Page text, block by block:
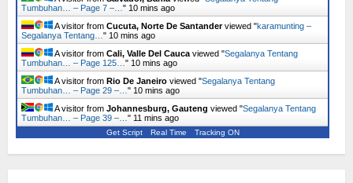
Tumbuhan… – Page 7 –… " 10 mins ago
A visitor from Cucuta, Norte De Santanderviewed "karamunting –
Segalanya Tentang… " 10 mins ago
A visitor from Cali, Valle Del Cauca viewed "Segalanya Tentang
Tumbuhan… – Page 125… " 10 mins ago
A visitor from Rio De Janeiro viewed "Segalanya Tentang
Tumbuhan… – Page 29 –… " 10 mins ago
A visitor from Johannesburg, Gauteng viewed "Segalanya Tentang
Tumbuhan… – Page 39 –… " 11 mins ago
Get Script Real Time Tracking ON